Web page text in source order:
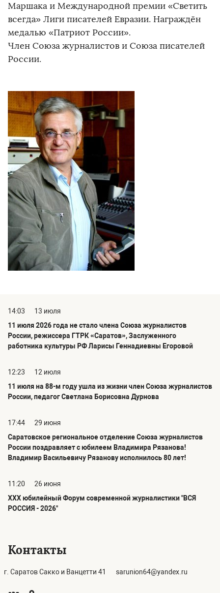
Маршака и Международной премии «Светить
всегда» Лиги писателей Евразии. Награждён
медалью «Патриот России».
Член Союза журналистов и Союза писателей
России.
14:03
13 июля
11 июля 2026 года не стало члена Союза журналистов
России, режиссера ГТРК «Саратов», Заслуженного
работника культуры РФ Ларисы Геннадиевны Егоровой
12:23
12 июля
11 июля на 88-м году ушла из жизни член Союза журналистов
России, педагог Светлана Борисовна Дурнова
17:44
29 июня
Саратовское региональное отделение Союза журналистов
России поздравляет с юбилеем Владимира Рязанова!
Владимир Васильевичу Рязанову исполнилось 80 лет!
11:20
26 июня
ХХХ юбилейный Форум современной журналистики "ВСЯ
РОССИЯ - 2026"
Контакты
г. Саратов Сакко и Ванцетти 41 sarunion64@yandex.ru